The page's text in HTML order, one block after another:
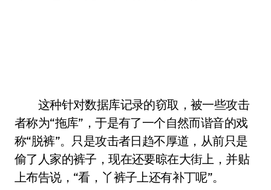
这种针对数据库记录的窃取，被一些攻击
者称为“拖库”，于是有了一个自然而谐音的戏
称“脱裤”。只是攻击者日趋不厚道，从前只是
偷了人家的裤子，现在还要晾在大街上，并贴
上布告说，“看，丫裤子上还有补丁呢”。